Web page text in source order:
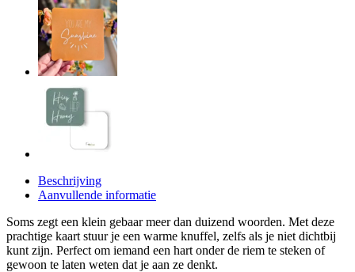
Beschrijving
Aanvullende informatie
Soms zegt een klein gebaar meer dan duizend woorden. Met deze
prachtige kaart stuur je een warme knuffel, zelfs als je niet dichtbij
kunt zijn. Perfect om iemand een hart onder de riem te steken of
gewoon te laten weten dat je aan ze denkt.